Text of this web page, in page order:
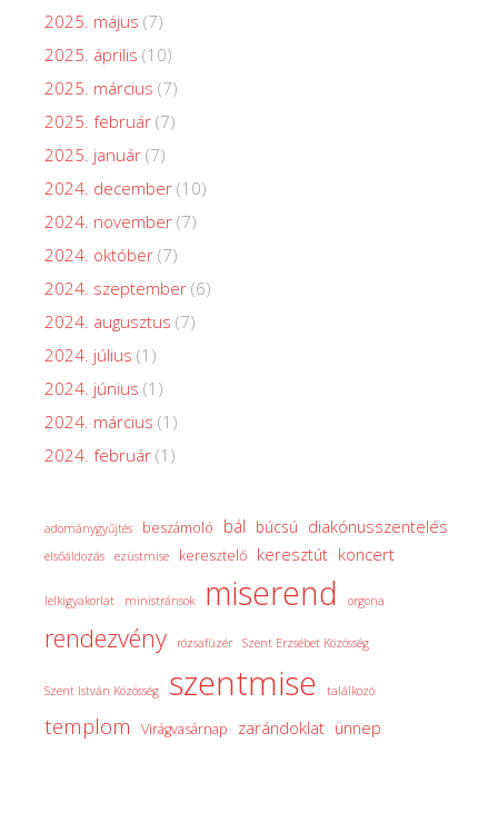
2025. május (7)
2025. április (10)
2025. március (7)
2025. február (7)
2025. január (7)
2024. december (10)
2024. november (7)
2024. október (7)
2024. szeptember (6)
2024. augusztus (7)
2024. július (1)
2024. június (1)
2024. március (1)
2024. február (1)
adománygyűjtés beszámoló bál búcsú diakónusszentelés
elsőáldozás ezüstmise keresztelő keresztút koncert
lelkigyakorlat ministránsok miserend orgona
rendezvény rózsafüzér Szent Erzsébet Közösség
Szent István Közösség szentmise találkozó
templom Virágvasárnap zarándoklat ünnep